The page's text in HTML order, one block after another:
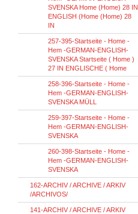
SVENSKA Home (Home) 28 IN
ENGLISH (Home (Home) 28
IN
257-395-Startseite - Home -
Hem -GERMAN-ENGLISH-
SVENSKA Startseite ( Home )
27 IN ENGLISCHE ( Home
258-396-Startseite - Home -
Hem -GERMAN-ENGLISH-
SVENSKA MÜLL
259-397-Startseite - Home -
Hem -GERMAN-ENGLISH-
SVENSKA
260-398-Startseite - Home -
Hem -GERMAN-ENGLISH-
SVENSKA
162-ARCHIV / ARCHIVE / ARKIV
/ARCHIVOS/
141-ARCHIV / ARCHIVE / ARKIV